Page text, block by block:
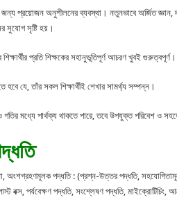
জন্য প্রয়োজন অনুশীলনের ব্যবস্থা। নতুনভাবে অর্জিত জ্ঞান,
সুযোগ সৃষ্টি হয়।
শিক্ষার্থীর প্রতি শিক্ষকের সহানুভূতিপূর্ণ আচরণ খুবই গুরুত্বপূর্ণ।
হবে যে, তাঁর সকল শিক্ষার্থীই শেখার সামর্থ্য সম্পন্ন।
গতির মধ্যে পার্থক্য থাকতে পারে, তবে উপযুক্ত পরিবেশ ও
অংশগ্রহণমূলক পদ্ধতি : (প্রশ্ন-উত্তর পদ্ধতি,
বক্স, পর্যবেক্ষণ পদ্ধতি, সংশ্লেষণ পদ্ধতি, মাইক্রোটিচিং,